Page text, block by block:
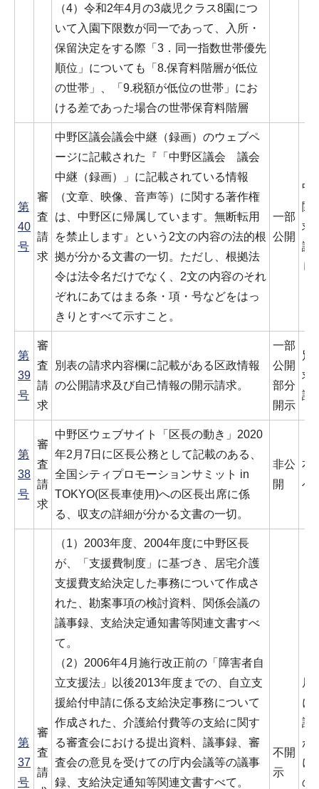
（4）令和2年4月の3歳児クラス8園につ
いて入園下限数が同一であって、入所・
保留決定をする際「3．同一指数世帯優先
順位」についても「8.保育料階層が低位
の世帯」、「9.税額が低位の世帯」にお
ける差であった場合の世帯保育料階層
第
40
号
審
査
請
求
中野区議会議会中継（録画）のウェブペ
ージに記載された『「中野区議会 議会
中継（録画）」に記載されている情報
（文章、映像、音声等）に関する著作権
は、中野区に帰属しています。無断転用
を禁止します』という2文の内容の法的根
拠が分かる文書の一切。ただし、根拠法
令は法令名だけでなく、2文の内容のそれ
ぞれにあてはまる条・項・号などをはっ
きりとすべて示すこと。
一部
公開
中
関
求
議
し
第
39
号
審
査
請
求
別表の請求内容欄に記載がある区政情報
の公開請求及び自己情報の開示請求。
一部
公開
部分
開示
別
求
認
第
38
号
審
査
請
求
中野区ウェブサイト「区長の動き」2020
年2月7日に区長公務として記載のある、
全国シティプロモーションサミット in
TOKYO(区長車使用)への区長出席に係
る、収支の詳細が分かる文書の一切。
非公
開
本
べ
第
37
号
審
査
請
（1）2003年度、2004年度に中野区長
が、「支援費制度」に基づき、居宅介護
支援費支給決定した事務について作成さ
れた、勘案事項の検討資料、関係会議の
議事録、支給決定通知書等関連文書すべ
て。
（2）2006年4月施行改正前の「障害者自
立支援法」以後2013年度までの、自立支
援給付申請に係る支給決定事務について
作成された、介護給付費等の支給に関す
る審査会における提出資料、議事録、審
査会の意見を受けての庁内会議等の議事
録、支給決定通知等関連文書すべて。
不開
示
居
に
請
が
に
の